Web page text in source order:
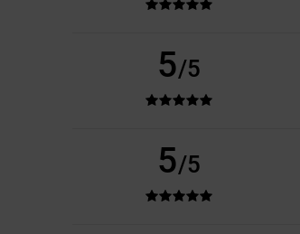
5/5
5/5